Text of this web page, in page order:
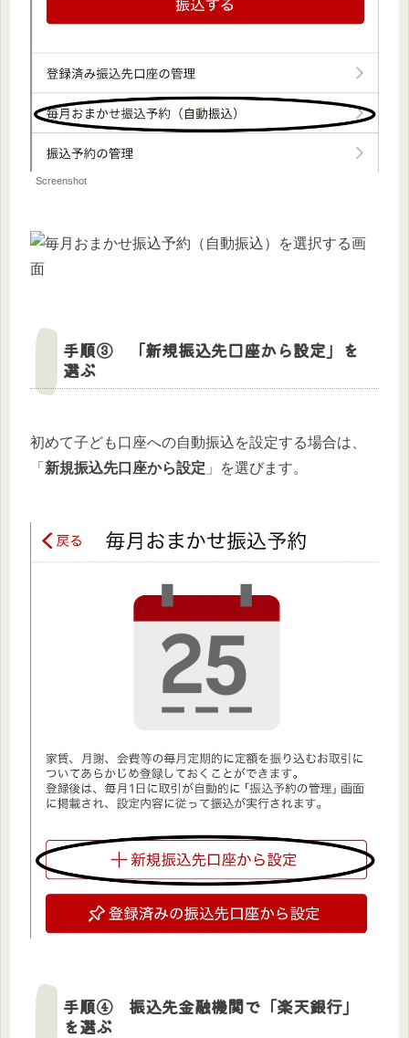
Screenshot
手順③ 「新規振込先口座から設定」を
選ぶ
初めて子ども口座への自動振込を設定する場合は、
「 新規振込先口座から設定 」を選びます。
手順④ 振込先金融機関で「楽天銀行」
を選ぶ